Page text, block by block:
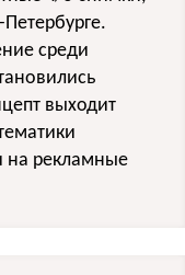
среди
выходит
на рекламные